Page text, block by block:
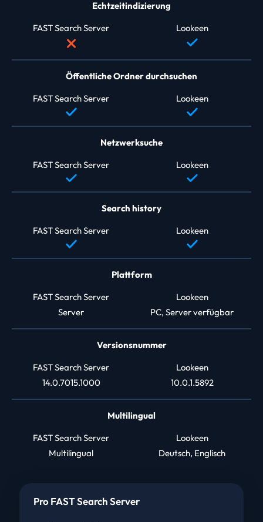
Echtzeitindizierung
FAST Search Server
Lookeen
Öffentliche Ordner durchsuchen
FAST Search Server
Lookeen
Netzwerksuche
FAST Search Server
Lookeen
Search history
FAST Search Server
Lookeen
Plattform
FAST Search Server
Lookeen
Server
PC, Server verfügbar
Versionsnummer
FAST Search Server
Lookeen
14.0.7015.1000
10.0.1.5892
Multilingual
FAST Search Server
Lookeen
Multilingual
Deutsch, Englisch
Pro FAST Search Server